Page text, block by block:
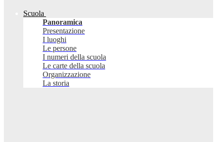
Scuola
Panoramica
Presentazione
I luoghi
Le persone
I numeri della scuola
Le carte della scuola
Organizzazione
La storia